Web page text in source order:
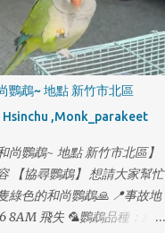
看是不是真的是旺旺 從高速公
慶幸真的是旺旺 只是 旺旺三
喝 身上又傷口要擦藥 現在又
面開始冷了也下起雨 在這個
時間上 又產生斷點 目前已經
的脚程3天半了 再請各位朋
都一直走 2月14日 16:00 新店-
停車場走失 2月14日 18:12 新
家樂福網友提供照片 2月14
木柵-木新路二段62號後面監
鸚鵡~ 地點 新竹市北區
,Monk_parakeet
尚鸚鵡~ 地點 新竹市北區】
【協尋鸚鵡】 想請大家幫忙
綠色的和尚鸚鵡🙏 📍事故地
8AM 飛失 🦜鸚鵡品種：綠